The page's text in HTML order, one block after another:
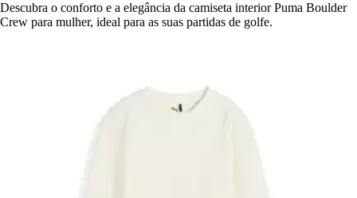
Descubra o conforto e a elegância da camiseta interior Puma Boulder
Crew para mulher, ideal para as suas partidas de golfe.